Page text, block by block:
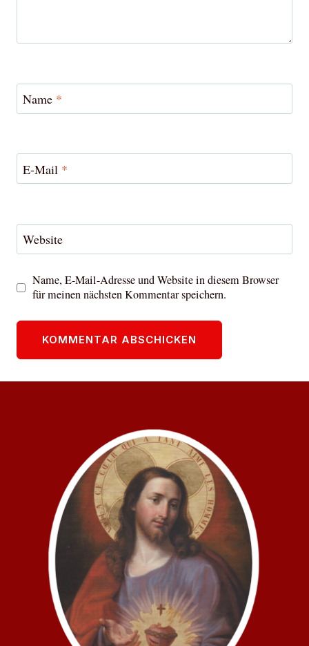
Name *
E-Mail *
Website
Name, E-Mail-Adresse und Website in diesem Browser
für meinen nächsten Kommentar speichern.